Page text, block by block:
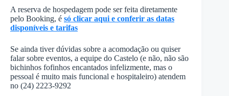
A reserva de hospedagem pode ser feita diretamente
pelo Booking, é só clicar aqui e conferir as datas
disponíveis e tarifas
Se ainda tiver dúvidas sobre a acomodação ou quiser
falar sobre eventos, a equipe do Castelo (e não, não são
bichinhos fofinhos encantados infelizmente, mas o
pessoal é muito mais funcional e hospitaleiro) atendem
no (24) 2223-9292